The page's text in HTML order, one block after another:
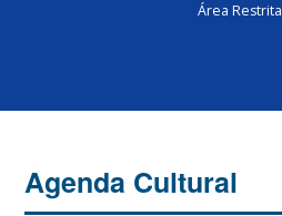
Área Restrita
Agenda Cultural